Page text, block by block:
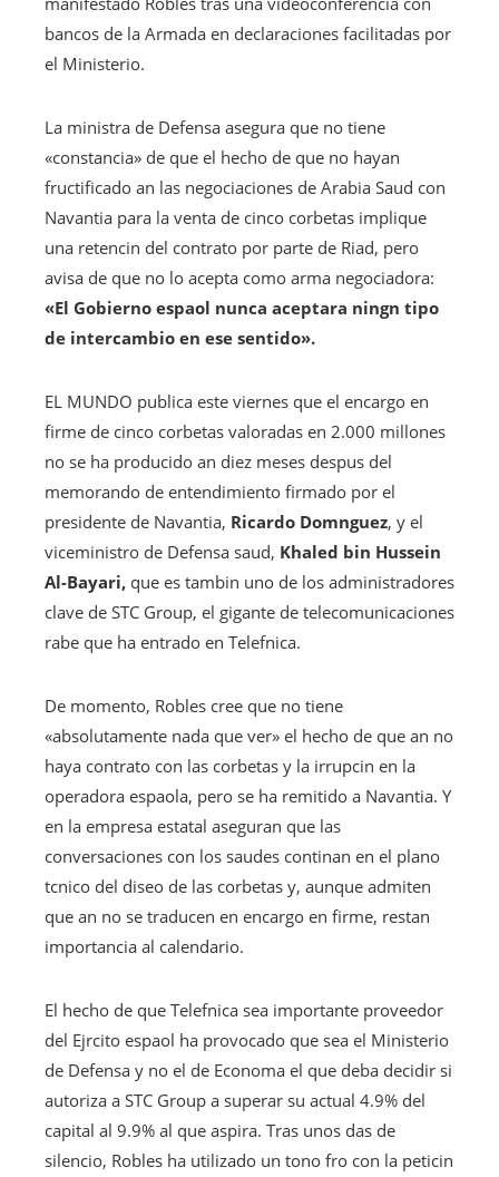
bancos de la Armada en declaraciones facilitadas por
el Ministerio.
La ministra de Defensa asegura que no tiene
«constancia» de que el hecho de que no hayan
fructificado an las negociaciones de Arabia Saud con
Navantia para la venta de cinco corbetas implique
una retencin del contrato por parte de Riad, pero
avisa de que no lo acepta como arma negociadora:
«El Gobierno espaol nunca aceptara ningn tipo
de intercambio en ese sentido».
EL MUNDO publica este viernes que el encargo en
firme de cinco corbetas valoradas en 2.000 millones
no se ha producido an diez meses despus del
memorando de entendimiento firmado por el
presidente de Navantia, Ricardo Domnguez, y el
viceministro de Defensa saud, Khaled bin Hussein
Al-Bayari, que es tambin uno de los administradores
clave de STC Group, el gigante de telecomunicaciones
rabe que ha entrado en Telefnica.
De momento, Robles cree que no tiene
«absolutamente nada que ver» el hecho de que an no
haya contrato con las corbetas y la irrupcin en la
operadora espaola, pero se ha remitido a Navantia. Y
en la empresa estatal aseguran que las
conversaciones con los saudes continan en el plano
tcnico del diseo de las corbetas y, aunque admiten
que an no se traducen en encargo en firme, restan
importancia al calendario.
El hecho de que Telefnica sea importante proveedor
del Ejrcito espaol ha provocado que sea el Ministerio
de Defensa y no el de Economa el que deba decidir si
autoriza a STC Group a superar su actual 4.9% del
capital al 9.9% al que aspira. Tras unos das de
silencio, Robles ha utilizado un tono fro con la peticin